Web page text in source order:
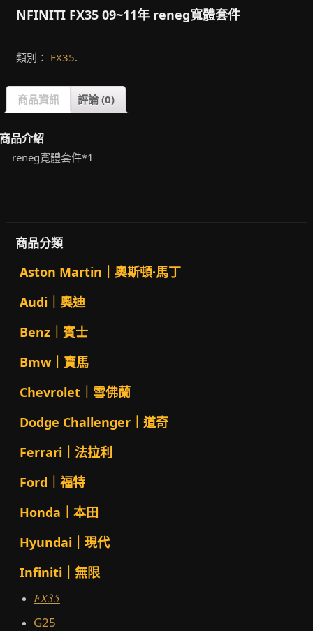
NFINITI FX35 09~11年 reneg寬體套件
類別： FX35.
商品資訊 評論 (0)
品介紹
reneg寬體套件*1
商品分類
Aston Martin｜奧斯頓·馬丁
Audi｜奧迪
Benz｜賓士
Bmw｜寶馬
Chevrolet｜雪佛蘭
Dodge Challenger｜道奇
Ferrari｜法拉利
Ford｜福特
Honda｜本田
Hyundai｜現代
Infiniti｜無限
FX35
G25